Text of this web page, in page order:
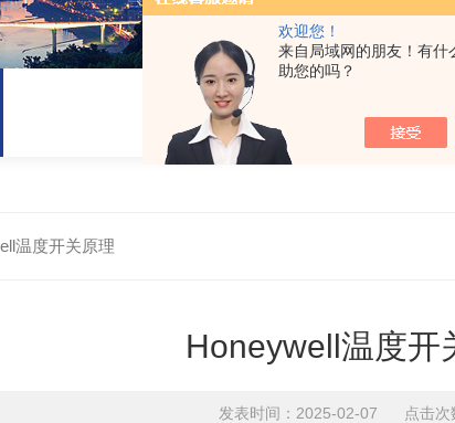
欢迎您！
来自局域网的朋友！有什
助您的吗？
温度开关原理
Honeywell温度开
发表时间：2025-02-07 点击次